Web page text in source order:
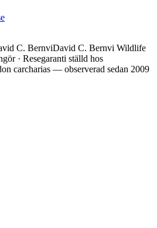
C. BernviDavid C. Bernvi Wildlife
· Resegaranti ställd hos
carcharias — observerad sedan 2009